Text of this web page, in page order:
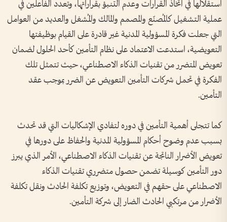
استقلالها في اتخاذ القرارات وعدم التنبؤ بقراراتها، وتعدد الفاعلين في
عملية التشغيل كالمُصنّع والمصمم والمالك والمُشغل والعديد من العوامل
التي جعلت فكرة المسؤولية المدنية غير قادرة على القيام بوظيفتها
التعويضية، استدعت الاعتماد على نظام التأمين كأحد الحلول لضمان
تعويض المتضرر من تقنيات الذكاء الاصطناعي، حيث تتمثل تلك
الفكرة في تحمل شركات التأمين التعويض عن الضرر بموجب عقد
التأمين.
كما تتجلى أهمية التأمين في دوره لتفادي الإشكاليات التي قد تحدث
بسبب عدم وضوح أحكام المسؤولية المدنية والحفاظ على دورها في
تعويض الأضرار الناتجة عن تقنيات الذكاء الاصطناعي، الأمر الذي يبرز
دور التأمين كوسيلة تضمن حصول متضرري تقنيات الذكاء
الاصطناعي على حقهم في التعويض، وتوزيع تكلفة الحادث ونقل تكلفة
الأضرار من مرتكبي الحادث الضار إلى شركة التأمين.